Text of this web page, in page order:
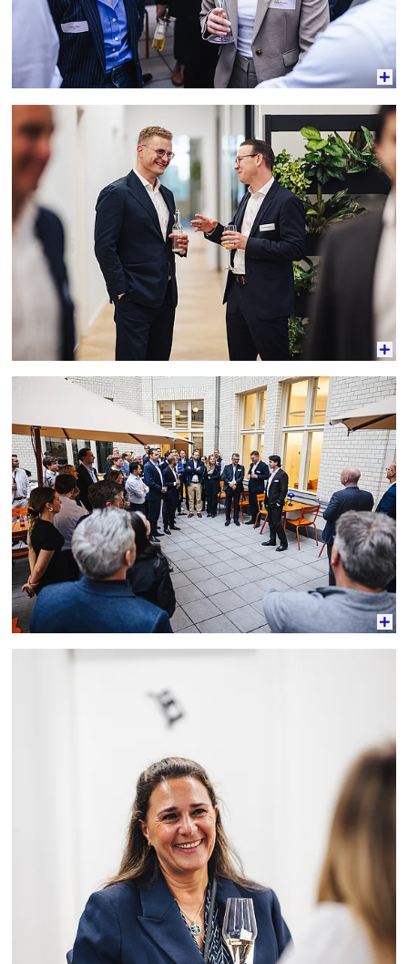
Vergrößerte Ansicht
Vergrößerte Ansicht
Vergrößerte Ansicht